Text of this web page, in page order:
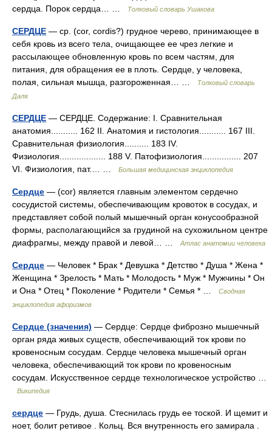
сердца. Порок сердца… …
Толковый словарь Ушакова
СЕРДЦЕ — ср. (cor, cordis?) грудное черево, принимающее в
себя кровь из всего тела, очищающее ее чрез легкие и
рассылающее обновленную кровь по всем частям, для
питания, для обращения ее в плоть. Сердце, у человека,
полая, сильная мышца, разгороженная… …
Толковый словарь
Даля
СЕРДЦЕ — СЕРДЦЕ. Содержание: I. Сравнительная
анатомия........... 162 II. Анатомия и гистология........... 167 III.
Сравнительная физиология.......... 183 IV.
Физиология................... 188 V. Патофизиология................ 207
VІ. Физиология, пат.… …
Большая медицинская энциклопедия
Сердце — (cor) является главным элементом сердечно
сосудистой системы, обеспечивающим кровоток в сосудах, и
представляет собой полый мышечный орган конусообразной
формы, располагающийся за грудиной на сухожильном центре
диафрагмы, между правой и левой… …
Атлас анатомии человека
Сердце — Человек * Брак * Девушка * Детство * Душа * Жена *
Женщина * Зрелость * Мать * Молодость * Муж * Мужчины * Он
и Она * Отец * Поколение * Родители * Семья * …
Сводная
энциклопедия афоризмов
Сердце (значения) — Сердце: Сердце фиброзно мышечный
орган ряда живых существ, обеспечивающий ток крови по
кровеносным сосудам. Сердце человека мышечный орган
человека, обеспечивающий ток крови по кровеносным
сосудам. Искусственное сердце технологическое устройство …
Википедия
сердце — Грудь, душа. Стеснилась грудь ее тоской. И щемит и
ноет, болит ретивое . Кольц. Вся внутренность его замирала .